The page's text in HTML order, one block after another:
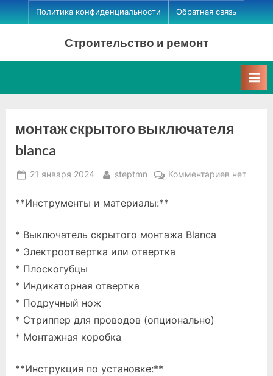
Skip
to
Политика конфиденциальности Обратная связь
Строительство и ремонт
монтаж скрытого выключателя
blanca
Posted
21 января 2024 By
steptmn Комментариевкнет
**Инструменты и материалы:**
* Выключатель скрытого монтажа Blanca
* Электроотвертка или отвертка
* Плоскогубцы
* Индикаторная отвертка
* Подручный нож
* Стриппер для проводов (опционально)
* Монтажная коробка
**Инструкция по установке:**